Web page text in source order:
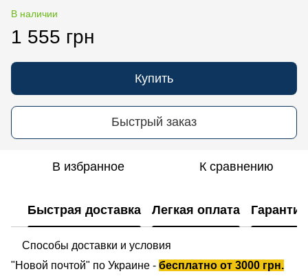
В наличии
1 555 грн
Купить
Быстрый заказ
В избранное К сравнению
Быстрая доставка Легкая оплата Гарантия
Способы доставки и условия
"Новой почтой" по Украине - бесплатно от 3000 грн.